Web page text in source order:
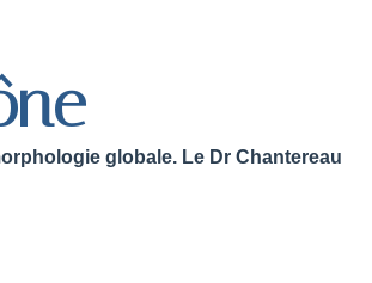
globale. Le Dr Chantereau